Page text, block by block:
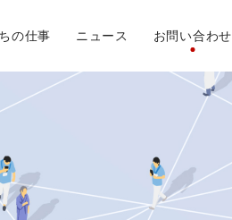
の仕事 ニュース お問い合わせ